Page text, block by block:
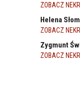
ZOBACZ
Helena
ZOBACZ
Zygmunt
ZOBACZ